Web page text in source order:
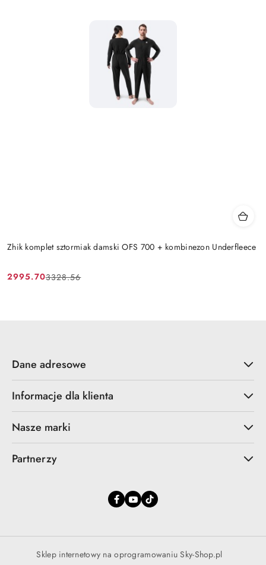
Zhik komplet sztormiak damski OFS 700 + kombinezon Underfleece
Cena
2995.70
Cena
3328.56
Dane adresowe
Informacje dla klienta
Nasze marki
Partnerzy
Sklep internetowy na oprogramowaniu Sky-Shop.pl